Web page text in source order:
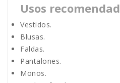
Usos
Vestidos.
Blusas.
Faldas.
Pantalones.
Monos.